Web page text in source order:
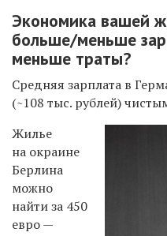
Экономика вашей
больше/меньше
меньше траты?
Средняя зарплата в
(~108 тыс. рублей)
Жилье
на окраине
Берлина
можно
найти за 450
евро —